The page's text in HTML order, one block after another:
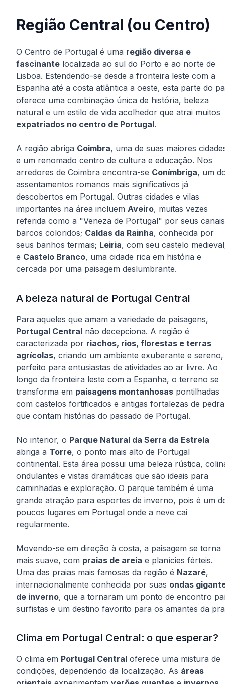
Região Central (ou Centro)
O Centro de Portugal é uma região diversa e
fascinante localizada ao sul do Porto e ao norte de
Lisboa. Estendendo-se desde a fronteira leste com a
Espanha até a costa atlântica a oeste, esta parte do
oferece uma combinação única de história, beleza
natural e um estilo de vida acolhedor que atrai muitos
expatriados no centro de Portugal.
A região abriga Coimbra, uma de suas maiores
e um renomado centro de cultura e educação. Nos
arredores de Coimbra encontra-se Conímbriga, um
assentamentos romanos mais significativos já
descobertos em Portugal. Outras cidades e vilas
importantes na área incluem Aveiro, muitas vezes
referida como a "Veneza de Portugal" por seus
barcos coloridos; Caldas da Rainha, conhecida por
seus banhos termais; Leiria, com seu castelo
e Castelo Branco, uma cidade rica em história e
cercada por uma paisagem deslumbrante.
A beleza natural de Portugal Central
Para aqueles que amam a variedade de paisagens,
Portugal Central não decepciona. A região é
caracterizada por riachos, rios, florestas e terras
agrícolas, criando um ambiente exuberante e sereno,
perfeito para entusiastas de atividades ao ar livre. Ao
longo da fronteira leste com a Espanha, o terreno se
transforma em paisagens montanhosas pontilhadas
com castelos fortificados e antigas fortalezas de pedra
que contam histórias do passado de Portugal.
No interior, o Parque Natural da Serra da Estrela
abriga a Torre, o ponto mais alto de Portugal
continental. Esta área possui uma beleza rústica,
ondulantes e vistas dramáticas que são ideais para
caminhadas e exploração. O parque também é uma
grande atração para esportes de inverno, pois é um
poucos lugares em Portugal onde a neve cai
regularmente.
Movendo-se em direção à costa, a paisagem se torna
mais suave, com praias de areia e planícies férteis.
Uma das praias mais famosas da região é Nazaré,
internacionalmente conhecida por suas ondas
de inverno, que a tornaram um ponto de encontro
surfistas e um destino favorito para os amantes da
Clima em Portugal Central: o que esperar?
O clima em Portugal Central oferece uma mistura de
condições, dependendo da localização. As áreas